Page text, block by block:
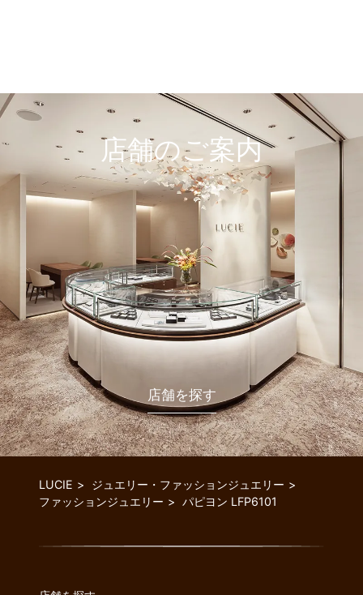
店舗のご案内
店舗を探す
LUCIE
ジュエリー・ファッションジュエリー
ファッションジュエリー
パピヨン LFP6101